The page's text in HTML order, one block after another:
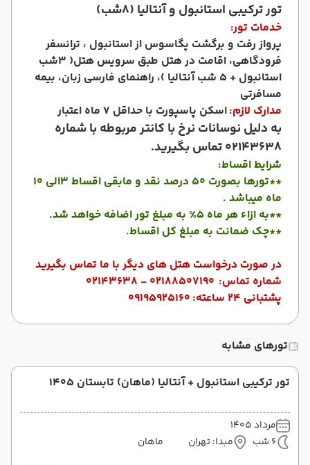
تور ترکیبی استانبول و آنتالیا (8شب)
خدمات تور:
پرواز رفت و برگشت پگاسوس از استانبول ، ترانسفر
فرودگاهی، اقامت در هتل طبق سرویس هتل( 3شب
استانبول + 5 شب آنتالیا )، راهنمای فارسی زبان، بیمه
مسافرتی
مدارک لازم:اسکن پاسپورت با حداقل 7 ماه اعتبار
به دلیل نوسانات نرخ با کانتر مربوطه با شماره
02143638 تماس بگیرید.
شرایط اقساط:
**تورها بصورت 50 درصد نقد و مابقی اقساط 3الی 10
ماه میباشد .
**به ازاء هر ماه 5% به مبلغ تور اضافه خواهد شد.
**چک ضمانت به مبلغ کل اقساط.
در صورت درخواست هتل های دیگر با ما تماس بگیرید
شماره تماس: 02188507190 - 02143638
پشتبانی 24 ساعته:
09195925160
تورهای مشابه
تور ترکیبی استانبول + آنتالیا (ماهان) تابستان 1405
مرداد 1405
6 شب
مبدا: تهران ماهان